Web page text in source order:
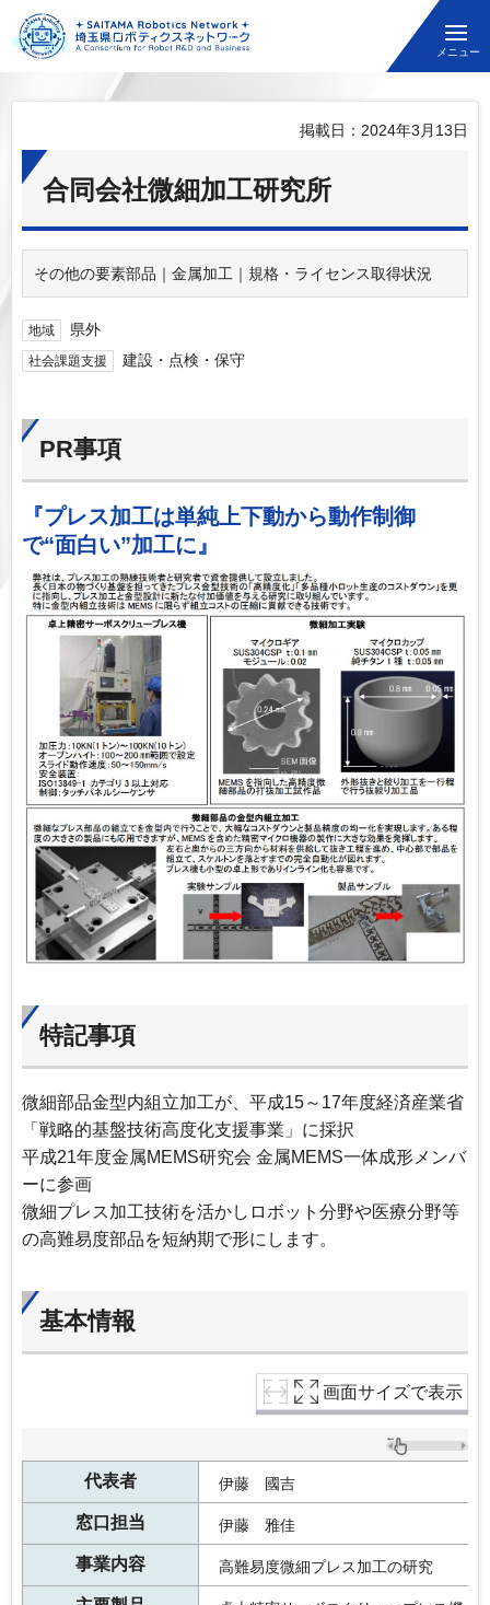
埼玉県ロボティクスネットワーク
メニュー
掲載日：2024年3月13日
合同会社微細加工研究所
その他の要素部品｜金属加工｜規格・ライセンス取得状況
地域 県外
社会課題支援 建設・点検・保守
PR事項
『プレス加工は単純上下動から動作制御
で“面白い”加工に』
特記事項
微細部品金型内組立加工が、平成15～17年度経済産業省
「戦略的基盤技術高度化支援事業」に採択
平成21年度金属MEMS研究会 金属MEMS一体成形メンバ
ーに参画
微細プレス加工技術を活かしロボット分野や医療分野等
の高難易度部品を短納期で形にします。
基本情報
画面サイズで表示
代表者 伊藤 國吉
窓口担当 伊藤 雅佳
事業内容 高難易度微細プレス加工の研究